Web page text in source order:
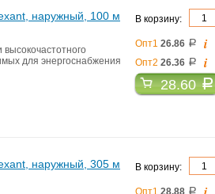
наружный, 100 м
для энергоснабжения
В корзину:
Опт1 26.86 a i
Опт2 26.36 a i
28.60a
наружный, 305 м В корзину:
Опт1 28.88 a